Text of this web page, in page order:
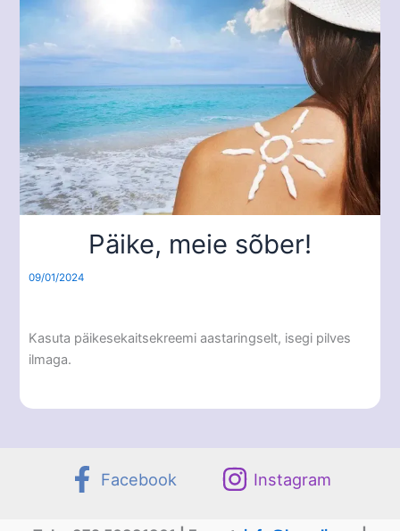
Päike, meie sõber!
09/01/2024
Kasuta päikesekaitsekreemi aastaringselt, isegi pilves
ilmaga.
Facebook Instagram